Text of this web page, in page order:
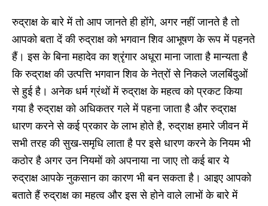
रुद्राक्ष के बारे में तो आप जानते ही होंगे, अगर नहीं जानते है तो
आपको बता दें की रुद्राक्ष को भगवान शिव आभूषण के रूप में पहनते
हैं। इस के बिना महादेव का श्रृंगार अधूरा माना जाता है मान्यता है
कि रुद्राक्ष की उत्पत्ति भगवान शिव के नेत्रों से निकले जलबिंदुओं
से हुई है। अनेक धर्म ग्रंथों में रुद्राक्ष के महत्व को प्रकट किया
गया है रुद्राक्ष को अधिकतर गले में पहना जाता है और रुद्राक्ष
धारण करने से कई प्रकार के लाभ होते है, रुद्राक्ष हमारे जीवन में
सभी तरह की सुख-समृधि लाता है पर इसे धारण करने के नियम भी
कठोर है अगर उन नियमों को अपनाया ना जाए तो कई बार ये
रुद्राक्ष आपके नुकसान का कारण भी बन सकता है। आइए आपको
बताते हैं रुद्राक्ष का महत्व और इस से होने वाले लाभों के बारे में